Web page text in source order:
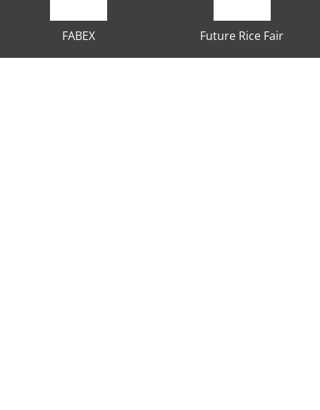
FABEX Future Rice Fair